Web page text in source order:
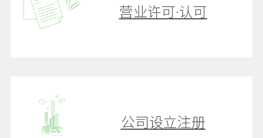
营业许可·认可
公司设立注册